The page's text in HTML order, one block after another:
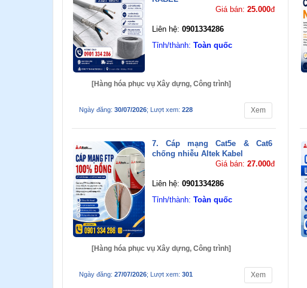
Giá bán:25.000đ
Liên hệ: 0901334286
Tỉnh/thành: Toàn quốc
[Hàng hóa phục vụ Xây dựng, Công trình]
Ngày đăng: 30/07/2026; Lượt xem: 228 Xem
7. Cáp mạng Cat5e & Cat6
chống nhiễu Altek Kabel
Giá bán:27.000đ
Liên hệ: 0901334286
Tỉnh/thành: Toàn quốc
[Hàng hóa phục vụ Xây dựng, Công trình]
Ngày đăng: 27/07/2026; Lượt xem: 301 Xem